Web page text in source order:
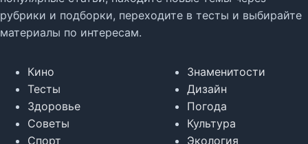
рубрики и подборки, переходите в тесты и выбирайте
материалы по интересам.
Кино
Тесты
Здоровье
Советы
Спорт
Знаменитости
Дизайн
Погода
Культура
Экология